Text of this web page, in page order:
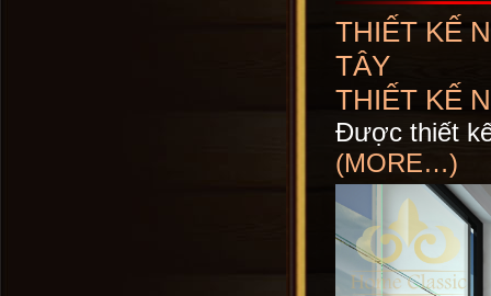
THIẾT KẾ
TÂY
THIẾT KẾ
Được thiết
(MORE…)